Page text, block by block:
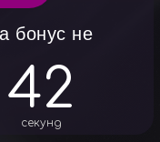
бонус не
40
секунд